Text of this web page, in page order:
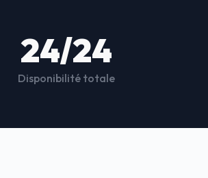
24/24
Disponibilité totale